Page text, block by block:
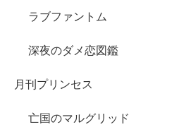
ラブファントム
深夜のダメ恋図鑑
月刊プリンセス
亡国のマルグリッド